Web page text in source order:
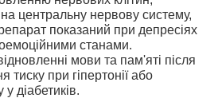
центральну нервову систему,
показаний при депресіях
станами.
мови та пам'яті після
тиску при гіпертонії або
діабетиків.